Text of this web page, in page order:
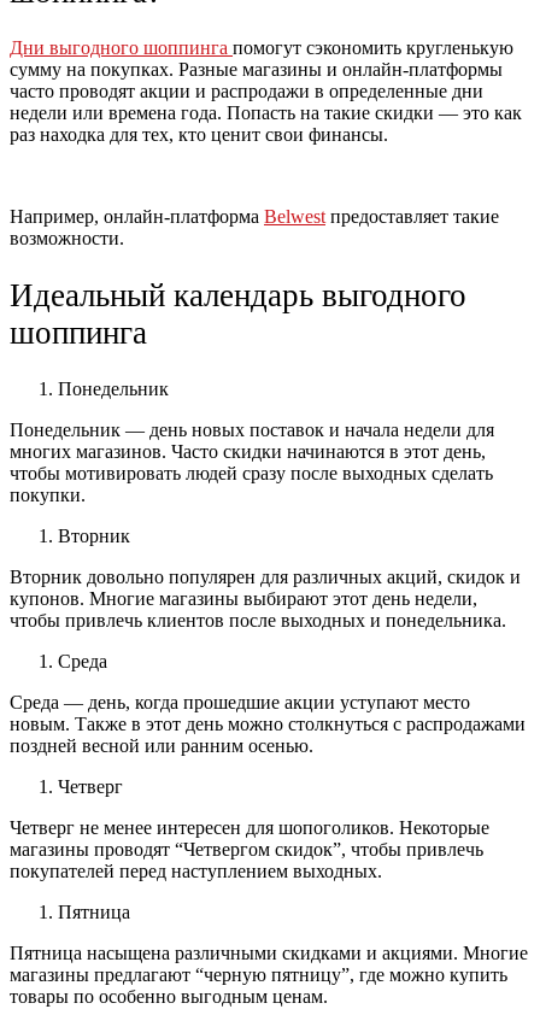
Дни выгодного шоппинга помогут сэкономить кругленькую
сумму на покупках. Разные магазины и онлайн-платформы
часто проводят акции и распродажи в определенные дни
недели или времена года. Попасть на такие скидки — это как
раз находка для тех, кто ценит свои финансы.
Например, онлайн-платформа Belwest предоставляет такие
возможности.
Идеальный календарь выгодного
шоппинга
Понедельник
Понедельник — день новых поставок и начала недели для
многих магазинов. Часто скидки начинаются в этот день,
чтобы мотивировать людей сразу после выходных сделать
покупки.
Вторник
Вторник довольно популярен для различных акций, скидок и
купонов. Многие магазины выбирают этот день недели,
чтобы привлечь клиентов после выходных и понедельника.
Среда
Среда — день, когда прошедшие акции уступают место
новым. Также в этот день можно столкнуться с распродажами
поздней весной или ранним осенью.
Четверг
Четверг не менее интересен для шопоголиков. Некоторые
магазины проводят “Четвергом скидок”, чтобы привлечь
покупателей перед наступлением выходных.
Пятница
Пятница насыщена различными скидками и акциями. Многие
магазины предлагают “черную пятницу”, где можно купить
товары по особенно выгодным ценам.